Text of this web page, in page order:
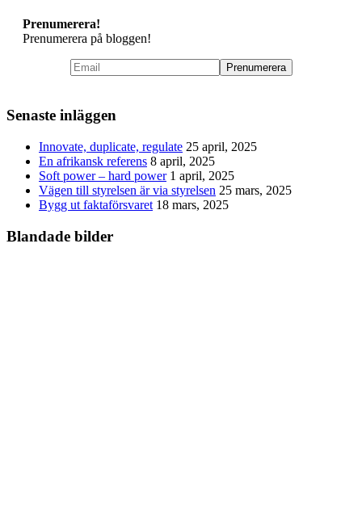
Prenumerera!
Prenumerera på bloggen!
Senaste inläggen
Innovate, duplicate, regulate 25 april, 2025
En afrikansk referens 8 april, 2025
Soft power – hard power 1 april, 2025
Vägen till styrelsen är via styrelsen 25 mars, 2025
Bygg ut faktaförsvaret 18 mars, 2025
Blandade bilder